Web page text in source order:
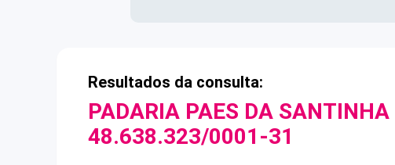
Resultados da consulta:
PADARIA PAES DA
48.638.323/0001-31